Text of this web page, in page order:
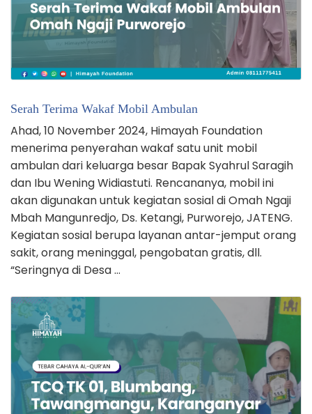
Serah Terima Wakaf Mobil Ambulan
Ahad, 10 November 2024, Himayah Foundation
menerima penyerahan wakaf satu unit mobil
ambulan dari keluarga besar Bapak Syahrul Saragih
dan Ibu Wening Widiastuti. Rencananya, mobil ini
akan digunakan untuk kegiatan sosial di Omah Ngaji
Mbah Mangunredjo, Ds. Ketangi, Purworejo, JATENG.
Kegiatan sosial berupa layanan antar-jemput orang
sakit, orang meninggal, pengobatan gratis, dll.
“Seringnya di Desa …